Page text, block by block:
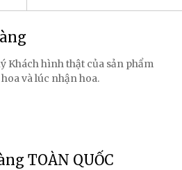
Khách hình thật của sản phẩm
và lúc nhận hoa.
TOÀN QUỐC